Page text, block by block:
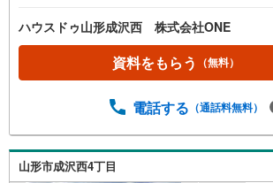
ハウスドゥ山形成沢西 株式会社ONE
資料をもらう （無料）
電話する （通話料無料）
山形市成沢西4丁目